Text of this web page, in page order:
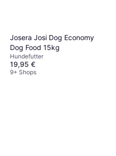
Josera Josi Dog Economy
Dog Food 15kg
Hundefutter
19,95 €
9+ Shops